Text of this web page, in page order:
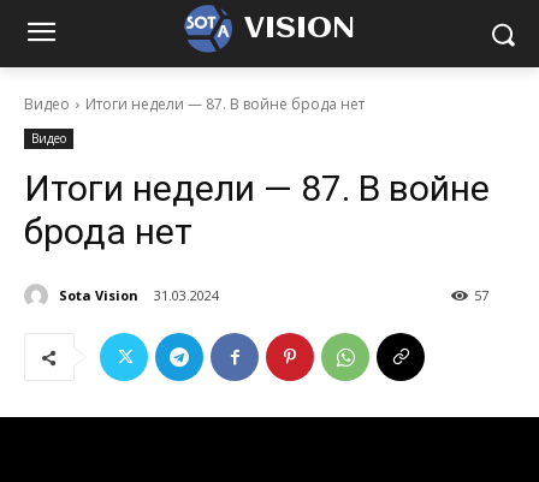
VISION
Видео Итоги недели — 87. В войне брода нет
Видео
Итоги недели — 87. В войне
брода нет
Sota Vision 31.03.2024 57